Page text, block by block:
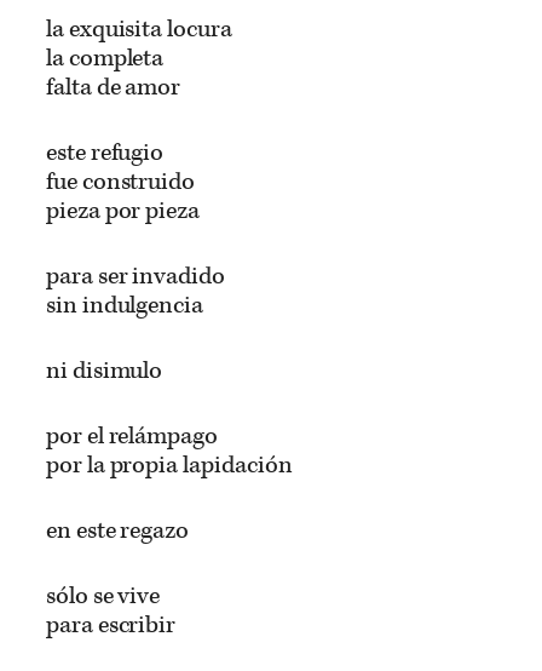
la exquisita locura
la completa
falta de amor
este refugio
fue construido
pieza por pieza
para ser invadido
sin indulgencia
ni disimulo
por el relámpago
por la propia lapidación
en este regazo
sólo se vive
para escribir